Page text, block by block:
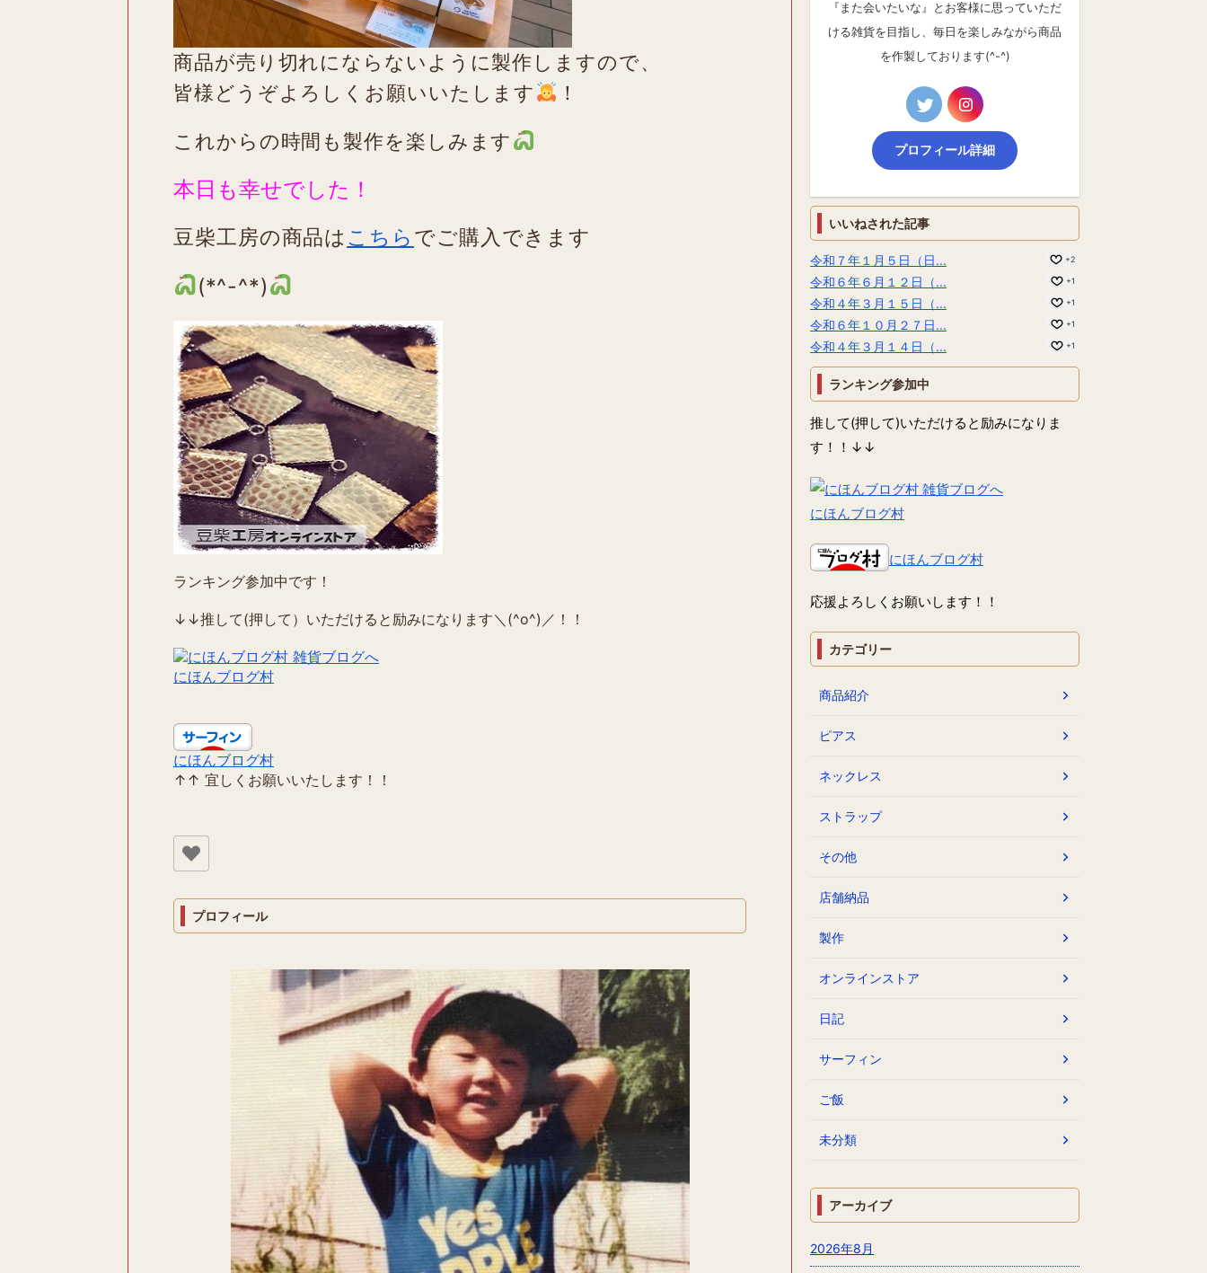
商品が売り切れにならないように製作しますので、
皆様どうぞよろしくお願いいたします
！
これからの時間も製作を楽しみます
本日も幸せでした！
豆柴工房の商品は こちら でご購入できます
(*^-^*)
ランキング参加中です！
↓↓推して(押して）いただけると励みになります＼(^o^)／！！
にほんブログ村
にほんブログ村
↑↑ 宜しくお願いいたします！！
プロフィール
『また会いたいな』とお客様に思っていただ
ける雑貨を目指し、毎日を楽しみながら商品
を作製しております(^-^)
プロフィール詳細
いいねされた記事
令和７年１月５日（日... +2
令和６年６月１２日（... +1
令和４年３月１５日（... +1
令和６年１０月２７日... +1
令和４年３月１４日（... +1
ランキング参加中
推して(押して)いただけると励みになりま
す！！↓↓
にほんブログ村
にほんブログ村
応援よろしくお願いします！！
カテゴリー
商品紹介
ピアス
ネックレス
ストラップ
その他
店舗納品
製作
オンラインストア
日記
サーフィン
ご飯
未分類
アーカイブ
2026年8月